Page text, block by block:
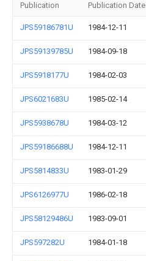
Publication Publication Date
JPS59186781U 1984-12-11
JPS59139785U 1984-09-18
JPS5918177U 1984-02-03
JPS6021683U 1985-02-14
JPS5938678U 1984-03-12
JPS59186688U 1984-12-11
JPS5814833U 1983-01-29
JPS6126977U 1986-02-18
JPS58129486U 1983-09-01
JPS597282U 1984-01-18